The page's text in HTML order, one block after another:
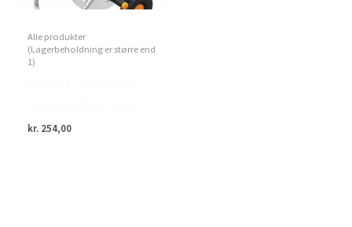
Alle produkter
(Lagerbeholdning er større end
1)
kr. 254,00